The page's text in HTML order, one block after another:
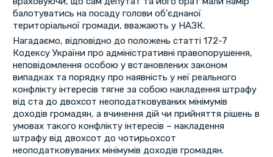
балотуватись на посаду голови об’єднаної
територіальної громади, вважають у НАЗК.
Нагадаємо, відповідно до положень статті 172-7
Кодексу України про адміністративні правопорушення,
неповідомлення особою у встановлених законом
випадках та порядку про наявність у неї реального
конфлікту інтересів тягне за собою накладення штрафу
від ста до двохсот неоподатковуваних мінімумів
доходів громадян, а вчинення дій чи прийняття рішень в
умовах такого конфлікту інтересів – накладення
штрафу від двохсот до чотирьохсот
неоподатковуваних мінімумів доходів громадян.